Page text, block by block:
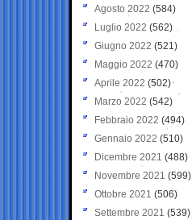
Agosto 2022 (584)
Luglio 2022 (562)
Giugno 2022 (521)
Maggio 2022 (470)
Aprile 2022 (502)
Marzo 2022 (542)
Febbraio 2022 (494)
Gennaio 2022 (510)
Dicembre 2021 (488)
Novembre 2021 (599)
Ottobre 2021 (506)
Settembre 2021 (539)